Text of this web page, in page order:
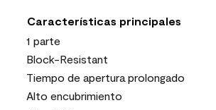
Características principales
1 parte
Block-Resistant
Tiempo de apertura prolongado
Alto encubrimiento